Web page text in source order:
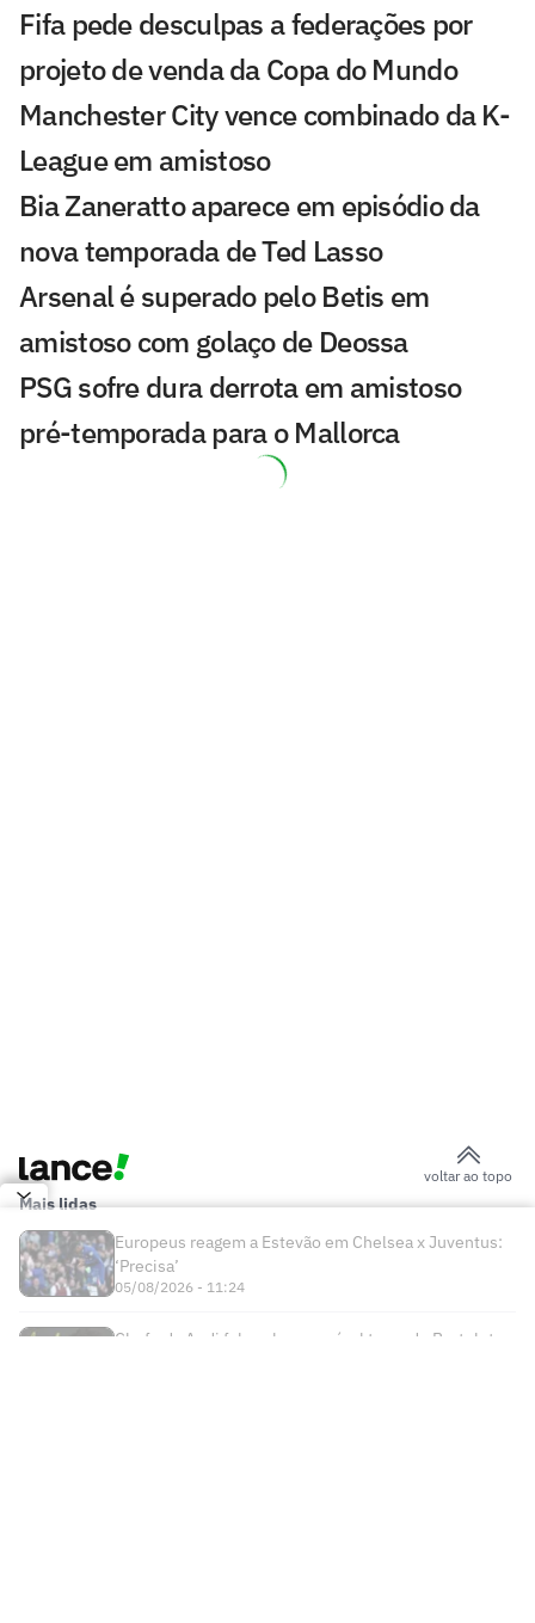
Fifa pede desculpas a federações por
projeto de venda da Copa do Mundo
Manchester City vence combinado da K-
League em amistoso
Bia Zaneratto aparece em episódio da
nova temporada de Ted Lasso
Arsenal é superado pelo Betis em
amistoso com golaço de Deossa
PSG sofre dura derrota em amistoso
pré-temporada para o Mallorca
Com festa, Salah é recebido por
Sem resposta de Almada, Flamengo
avança por Luiz Henrique e prepara
proposta milionária
Jogador morre após ser atingido por raio
durante partida de futebol na Tailândia